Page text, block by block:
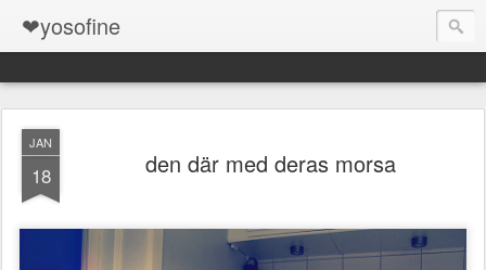
❤yosofine
JAN
18 den där med deras morsa